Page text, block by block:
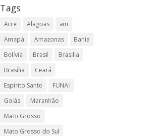
Tags
Acre Alagoas
am
Amapá
Amazonas
Bahia
Bolívia
Brasil
Brasilia
Brasília
Ceará
Espírito Santo
FUNAI
Goiás
Maranhão
Mato Grosso
Mato Grosso do Sul